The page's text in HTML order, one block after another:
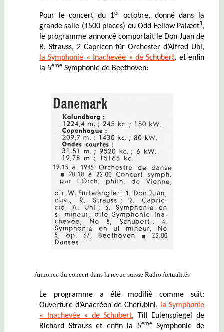
Pour le concert du 1er octobre, donné dans la
grande salle (1500 places) du Odd Fellow Palæet3,
le programme annoncé comportait le Don Juan de
R. Strauss, 2 Capricen für Orchester d’Alfred Uhl,
la Symphonie « Inachevée » de Schubert, et enfin
la 5èmeSymphonie de Beethoven:
Annonce du concert dans la revue suisse Radio Actualités
Le programme a été modifié comme suit:
Ouverture d’Anacréon de Cherubini,
la Symphonie
« Inachevée » de Schubert, Till Eulenspiegel de
Richard Strauss et enfin la 5èmeSymphonie de